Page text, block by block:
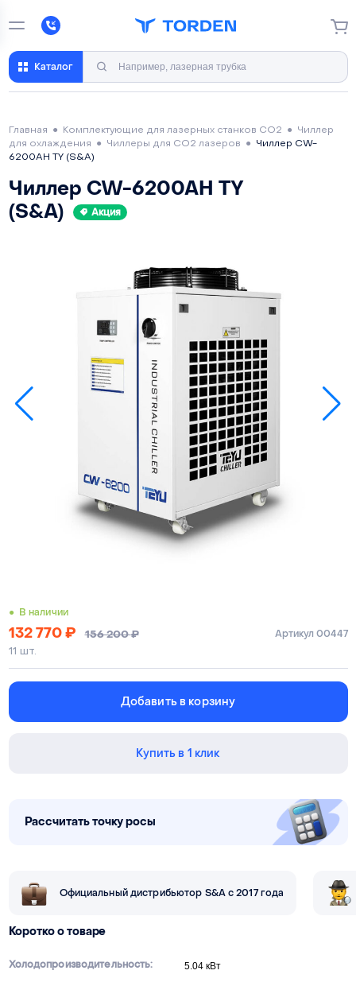
Каталог
Главная ● Комплектующие для лазерных станков CO2 ●
Чиллер
для охлаждения ● Чиллеры для CO2 лазеров ●
Чиллер CW-
6200AH TY (S&A)
Чиллер CW-6200AH TY
(S&A)
Акция
● В наличии
132 770₽ 156 200₽
11 шт.
Артикул 00447
Добавить в корзину
Купить в 1 клик
Рассчитать точку росы
Официальный дистрибьютор S&A с 2017 года
Коротко о товаре
Холодопроизводительность: 5.04 кВт